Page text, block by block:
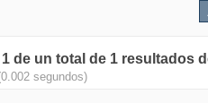
de un total de 1 resultados
segundos)